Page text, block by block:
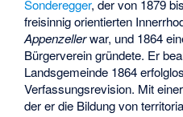
Sonderegger, der von 1879
freisinnig orientierten
Appenzellerwar, und 1864
Bürgerverein gründete. Er
Landsgemeinde 1864
Verfassungsrevision. Mit
der er die Bildung von